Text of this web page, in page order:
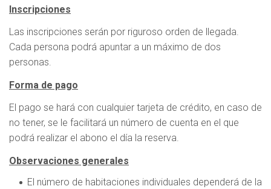
Inscripciones
Las inscripciones serán por riguroso orden de llegada.
Cada persona podrá apuntar a un máximo de dos
personas.
Forma de pago
El pago se hará con cualquier tarjeta de crédito, en caso de
no tener, se le facilitará un número de cuenta en el que
podrá realizar el abono el día la reserva.
Observaciones generales
El número de habitaciones individuales dependerá de la